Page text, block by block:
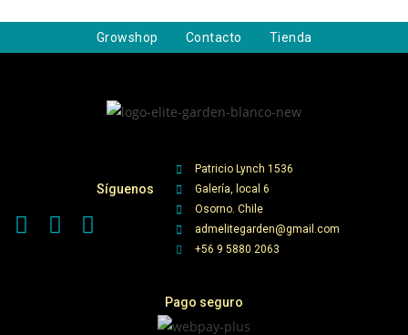
Growshop Contacto Tienda
Síguenos
Patricio Lynch 1536
Galería, local 6
Osorno. Chile
admelitegarden@gmail.com
+56 9 5880 2063
Pago seguro